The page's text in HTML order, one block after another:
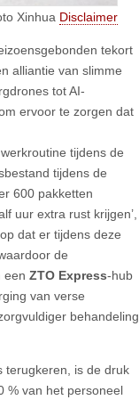
Xinhua Disclaimer
tekort
alliantie van slimme
tot AI-
ervoor te zorgen dat
tijdens de
tijdens de
600 pakketten
uur extra rust krijgen’,
dat er tijdens deze
de
een ZTO Express-hub
van verse
behandeling
terugkeren, is de druk
% van het personeel